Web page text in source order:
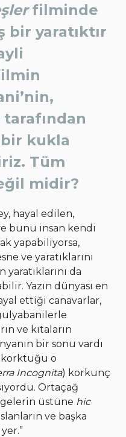
filminde
bir yaratıktır
kukla
Tüm
midir?
hayal edilen,
bunu insan kendi
yapabiliyorsa,
ve yaratıklarını
da
Yazın dünyası en
ettiği canavarlar,
ve kıtaların
bir sonu vardı
o
Incognita) korkunç
Ortaçağ
üstüne hic
ve başka